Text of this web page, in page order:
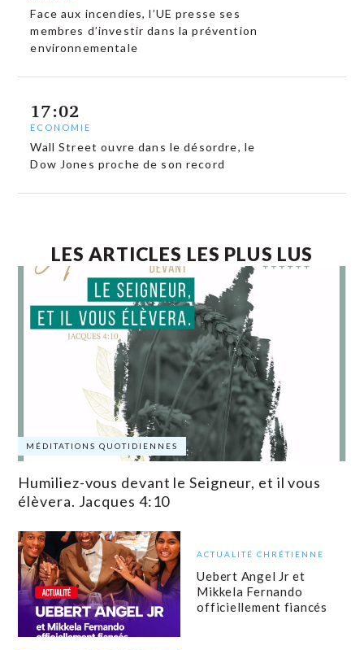
Face aux incendies, l’UE presse ses
membres d’investir dans la prévention
environnementale
17:02
ECONOMIE
Wall Street ouvre dans le désordre, le
Dow Jones proche de son record
LES ARTICLES LES PLUS LUS
MÉDITATIONS QUOTIDIENNES
Humiliez-vous devant le Seigneur, et il vous
élèvera. Jacques 4:10
ACTUALITÉ CHRÉTIENNE
Uebert Angel Jr et
Mikkela Fernando
officiellement fiancés